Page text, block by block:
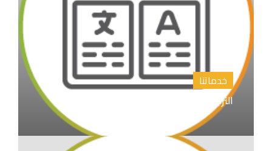
خدماتنا
الترجمة الأدبية والأكاديمية